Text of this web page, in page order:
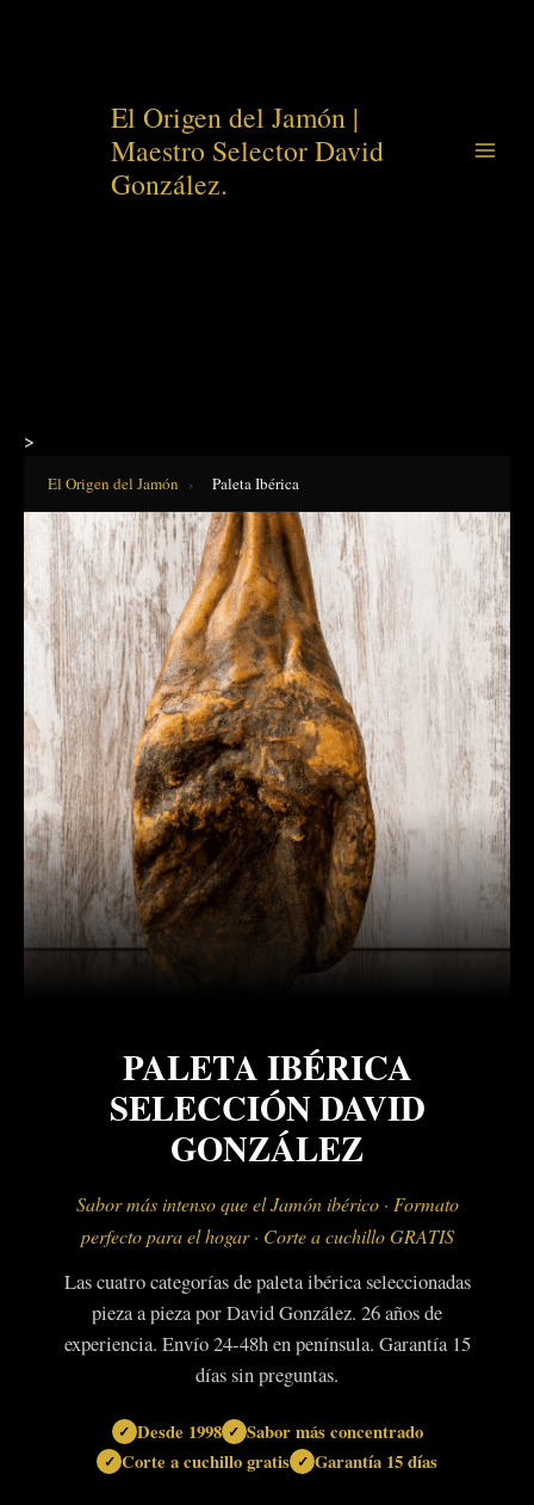
El Origen del Jamón |
Maestro Selector David
González.
>
El Origen del Jamón › Paleta Ibérica
PALETA IBÉRICA
SELECCIÓN DAVID
GONZÁLEZ
Sabor más intenso que elJamón ibérico· Formato
perfecto para el hogar · Corte a cuchillo GRATIS
Las cuatro categorías de paleta ibérica seleccionadas
pieza a pieza por David González. 26 años de
experiencia. Envío 24-48h en península. Garantía 15
días sin preguntas.
Desde 1998
Sabor más concentrado
Corte a cuchillo gratis
Garantía 15 días